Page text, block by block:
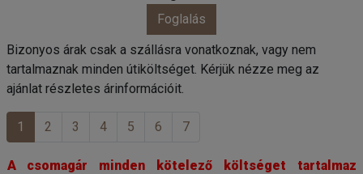
Foglalás
Bizonyos árak csak a szállásra vonatkoznak, vagy nem
tartalmaznak minden útiköltséget. Kérjük nézze meg az
ajánlat részletes árinformációit.
1 2 3 4 5 6 7
A csomagár minden kötelező költséget tartalmaz